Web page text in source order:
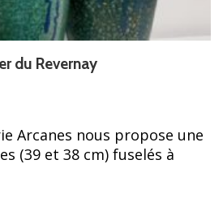
du Revernay
Arcanes nous propose une
(39 et 38 cm) fuselés à